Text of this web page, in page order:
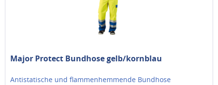
Major Protect Bundhose gelb/kornblau
Antistatische und flammenhemmende Bundhose